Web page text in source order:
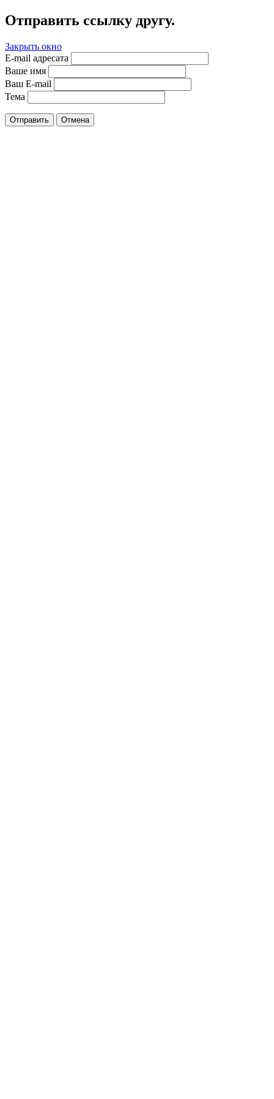
Отправить ссылку другу.
Закрыть окно
E-mail адресата
Ваше имя
Ваш E-mail
Тема
Отправить Отмена